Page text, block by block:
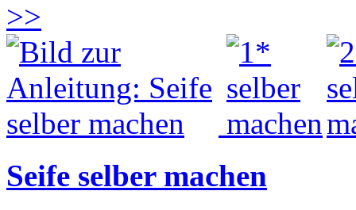
>>
Seife selber machen